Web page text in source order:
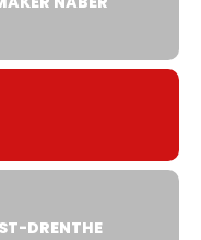
DRENTHE